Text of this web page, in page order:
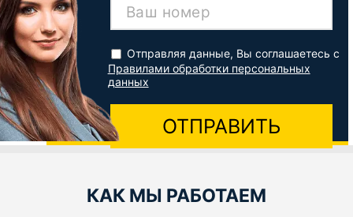
Ваш номер
Отправляя данные, Вы соглашаетесь с
Правилами обработки персональных
данных
ОТПРАВИТЬ
КАК МЫ РАБОТАЕМ